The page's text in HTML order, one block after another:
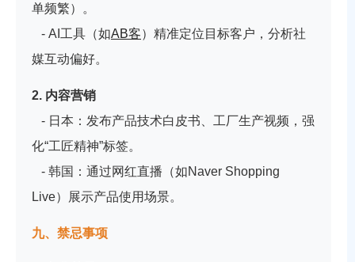
单频繁）。
- AI工具（如AB客）精准定位目标客户，分析社
媒互动偏好。
2. 内容营销
- 日本：发布产品技术白皮书、工厂生产视频，强
化“工匠精神”标签。
- 韩国：通过网红直播（如Naver Shopping
Live）展示产品使用场景。
九、禁忌事项